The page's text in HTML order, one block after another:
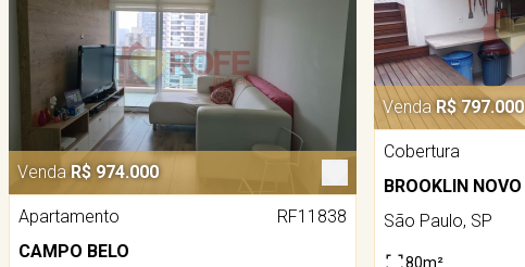
Venda R$ 974.000
Apartamento
RF11838
CAMPO BELO
Venda R$ 797.000
Cobertura
BROOKLIN NOVO
São Paulo, SP
80m²